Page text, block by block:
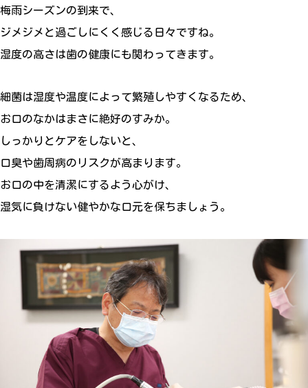
梅雨シーズンの到来で、
ジメジメと過ごしにくく感じる日々ですね。
湿度の高さは歯の健康にも関わってきます。
細菌は湿度や温度によって繁殖しやすくなるため、
お口のなかはまさに絶好のすみか。
しっかりとケアをしないと、
口臭や歯周病のリスクが高まります。
お口の中を清潔にするよう心がけ、
湿気に負けない健やかな口元を保ちましょう。